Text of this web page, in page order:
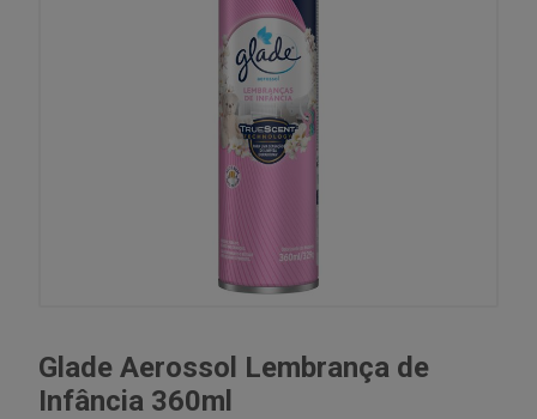
Glade Aerossol Lembrança de
Infância 360ml